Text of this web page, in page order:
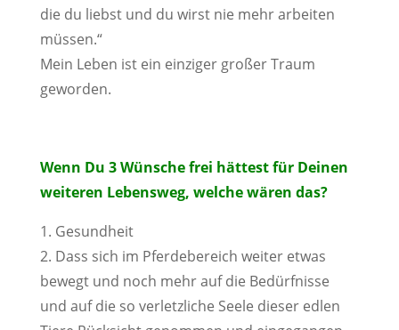
die du liebst und du wirst nie mehr arbeiten
müssen.“
Mein Leben ist ein einziger großer Traum
geworden.
Wenn Du 3 Wünsche frei hättest für Deinen
weiteren Lebensweg, welche wären das?
1. Gesundheit
2. Dass sich im Pferdebereich weiter etwas
bewegt und noch mehr auf die Bedürfnisse
und auf die so verletzliche Seele dieser edlen